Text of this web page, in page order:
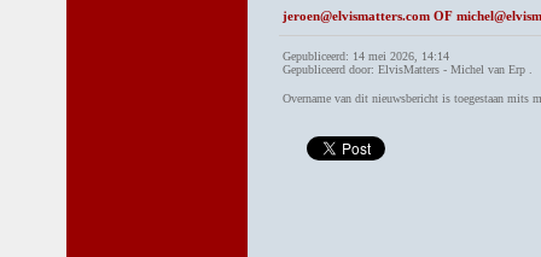
jeroen@elvismatters.com OF
Gepubliceerd: 14 mei 2026, 14:14
Gepubliceerd door: ElvisMatters - Michel van Erp .
Overname van dit nieuwsbericht is toegestaan mits